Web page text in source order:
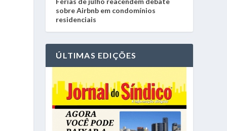
sobre Airbnb em condomínios
residenciais
ÚLTIMAS EDIÇÕES